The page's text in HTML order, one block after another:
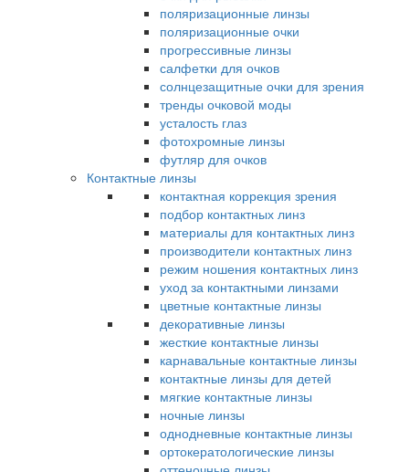
поляризационные линзы
поляризационные очки
прогрессивные линзы
салфетки для очков
солнцезащитные очки для зрения
тренды очковой моды
усталость глаз
фотохромные линзы
футляр для очков
Контактные линзы
контактная коррекция зрения
подбор контактных линз
материалы для контактных линз
производители контактных линз
режим ношения контактных линз
уход за контактными линзами
цветные контактные линзы
декоративные линзы
жесткие контактные линзы
карнавальные контактные линзы
контактные линзы для детей
мягкие контактные линзы
ночные линзы
однодневные контактные линзы
ортокератологические линзы